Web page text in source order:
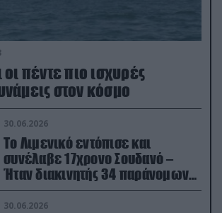
οι πέντε πιο ισχυρές
στον κόσμο
30.06.2026
Το Λιμενικό εντόπισε και
συνέλαβε 17χρονο Σουδανό –
Ήταν διακινητής 34 παράνομων
μεταναστών
30.06.2026